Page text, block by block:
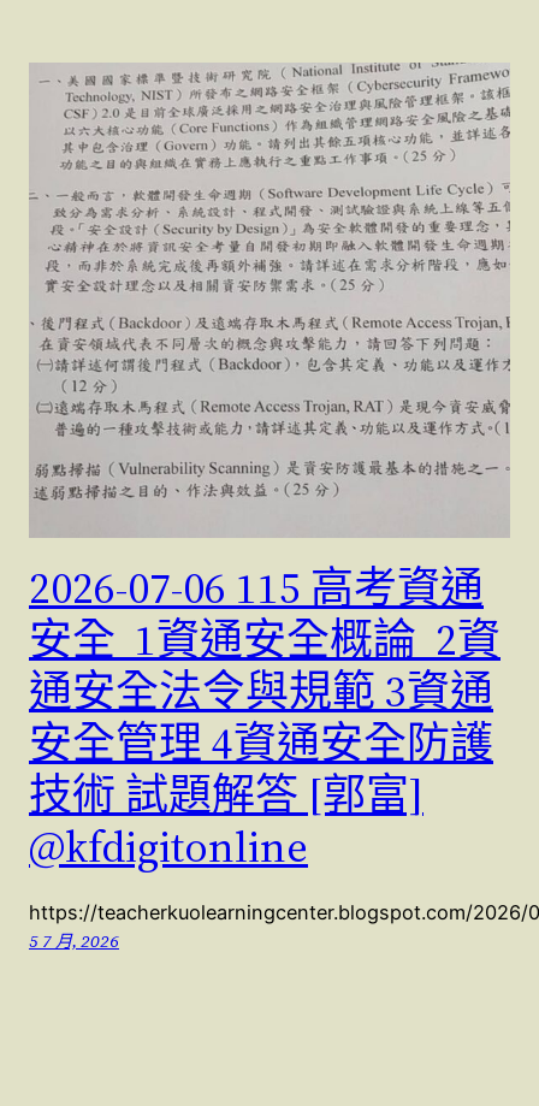
2026-07-06 115 高考資通
安全 1資通安全概論 2資
通安全法令與規範 3資通
安全管理 4資通安全防護
技術 試題解答 [郭富]
@kfdigitonline
https://teacherkuolearningcenter.blogspot.com/2026/
5 7 月, 2026